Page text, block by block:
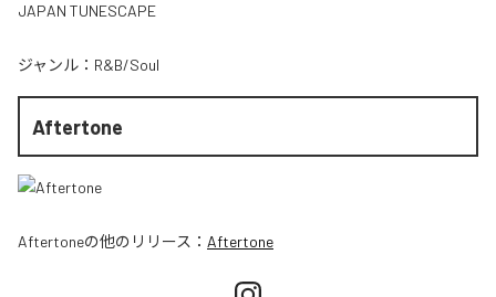
JAPAN TUNESCAPE
ジャンル： R&B/Soul
Aftertone
Aftertoneの他のリリース： Aftertone